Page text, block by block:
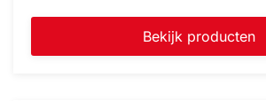
Bekijk producten